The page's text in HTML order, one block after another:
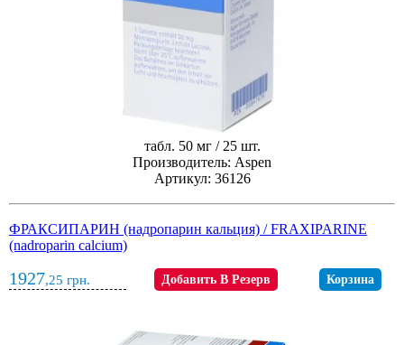
табл. 50 мг / 25 шт.
Производитель: Aspen
Артикул: 36126
ФРАКСИПАРИН (надропарин кальция) / FRAXIPARINE
(nadroparin calcium)
1927,25 грн. Добавить В Резерв Корзина